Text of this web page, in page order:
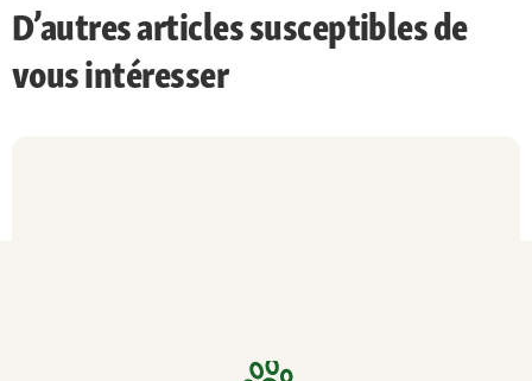
D’autres articles susceptibles de
vous intéresser